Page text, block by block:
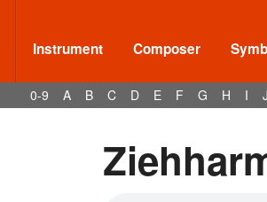
Instrument Composer
0-9 A B C D E F G H I